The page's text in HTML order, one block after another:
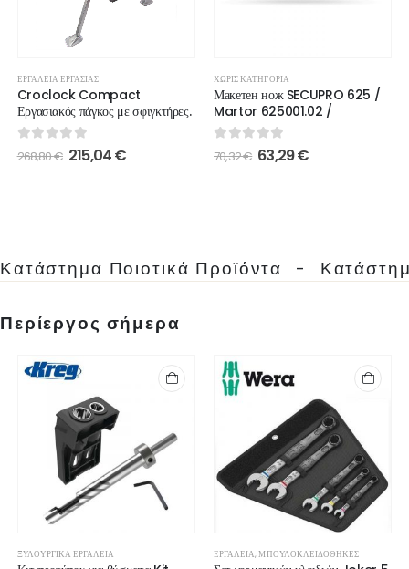
ΕΡΓΑΛΕΊΑ ΕΡΓΑΣΊΑΣ
Croclock Compact
Εργασιακός πάγκος με σφιγκτήρες.
0out of 5
268,80€ 215,04€
ΧΩΡΊΣ ΚΑΤΗΓΟΡΊΑ
Макетен нож SECUPRO 625 /
Martor 625001.02 /
0out of 5
70,32€ 63,29€
Κατάστημα Ποιοτικά Προϊόντα -
Περίεργος σήμερα
ΞΥΛΟΥΡΓΙΚΆ ΕΡΓΑΛΕΊΑ ΕΡΓΑΛΕΊΑ,ΜΠΟΥΛΟΚΛΕΙΔΟΘΉΚΕΣ